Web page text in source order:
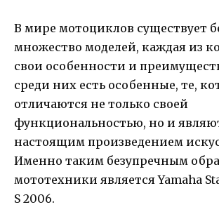
В мире мотоциклов существует
множество моделей, каждая из
свои особенности и
среди них есть особенные, те,
отличаются не только своей
функциональностью, но и
настоящим произведением
Именно таким безупречным
мототехники является Yamaha
S 2006.